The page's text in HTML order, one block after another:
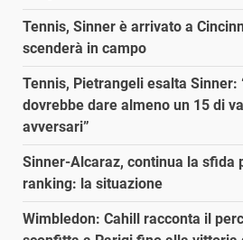
Tennis, Sinner è arrivato a
scenderà in campo
Tennis, Pietrangeli esalta Sinner:
dovrebbe dare almeno un 15 di
avversari”
Sinner-Alcaraz, continua la sfida
ranking: la situazione
Wimbledon: Cahill racconta il